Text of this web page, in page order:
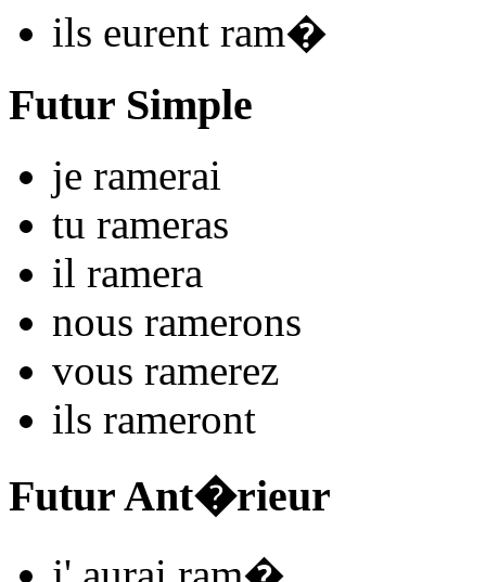
ils eurent ram�
Futur Simple
je ramerai
tu rameras
il ramera
nous ramerons
vous ramerez
ils rameront
Futur Ant�rieur